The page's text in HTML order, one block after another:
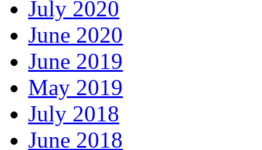
July 2020
June 2020
June 2019
May 2019
July 2018
June 2018